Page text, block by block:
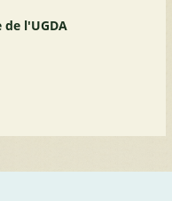
de l'UGDA